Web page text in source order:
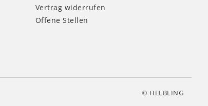
Vertrag widerrufen
Offene Stellen
© HELBLING